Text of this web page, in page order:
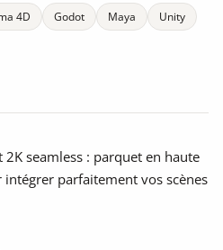
4D Godot Maya
Unity
seamless : parquet en haute
parfaitement vos scènes